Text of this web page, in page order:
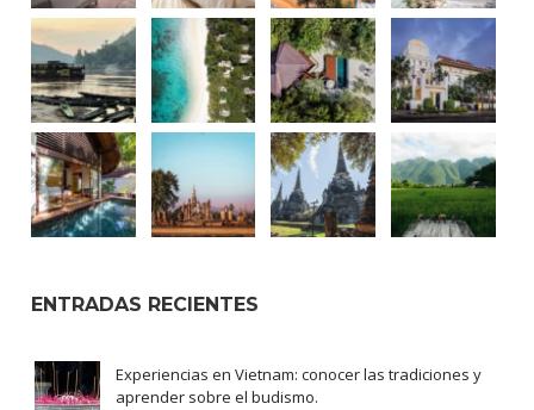
ENTRADAS RECIENTES
Experiencias en Vietnam: conocer las tradiciones y
aprender sobre el budismo.